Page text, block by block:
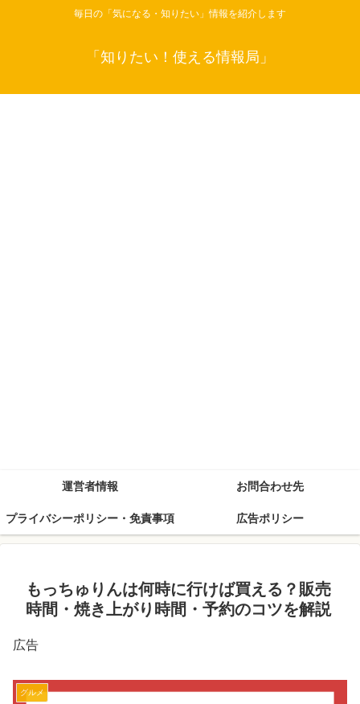
毎日の「気になる・知りたい」情報を紹介します
「知りたい！使える情報局」
運営者情報 お問合わせ先
プライバシーポリシー・免責事項 広告ポリシー
もっちゅりんは何時に行けば買える？販売
時間・焼き上がり時間・予約のコツを解説
広告
グルメ